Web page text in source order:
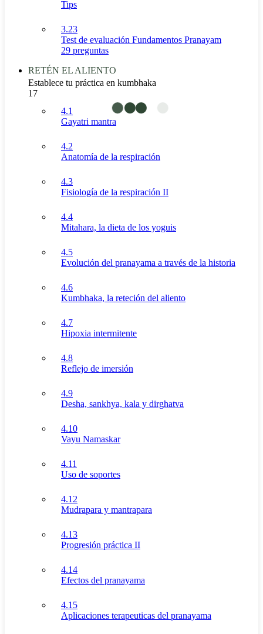
Tips
3.23
Test de evaluación Fundamentos Pranayam
29 preguntas
RETÉN EL ALIENTO
Establece tu práctica en kumbhaka
17
4.1
Gayatri mantra
4.2
Anatomía de la respiración
4.3
Fisiología de la respiración II
4.4
Mitahara, la dieta de los yoguis
4.5
Evolución del pranayama a través de la historia
4.6
Kumbhaka, la reteción del aliento
4.7
Hipoxia intermitente
4.8
Reflejo de imersión
4.9
Desha, sankhya, kala y dirghatva
4.10
Vayu Namaskar
4.11
Uso de soportes
4.12
Mudrapara y mantrapara
4.13
Progresión práctica II
4.14
Efectos del pranayama
4.15
Aplicaciones terapeuticas del pranayama